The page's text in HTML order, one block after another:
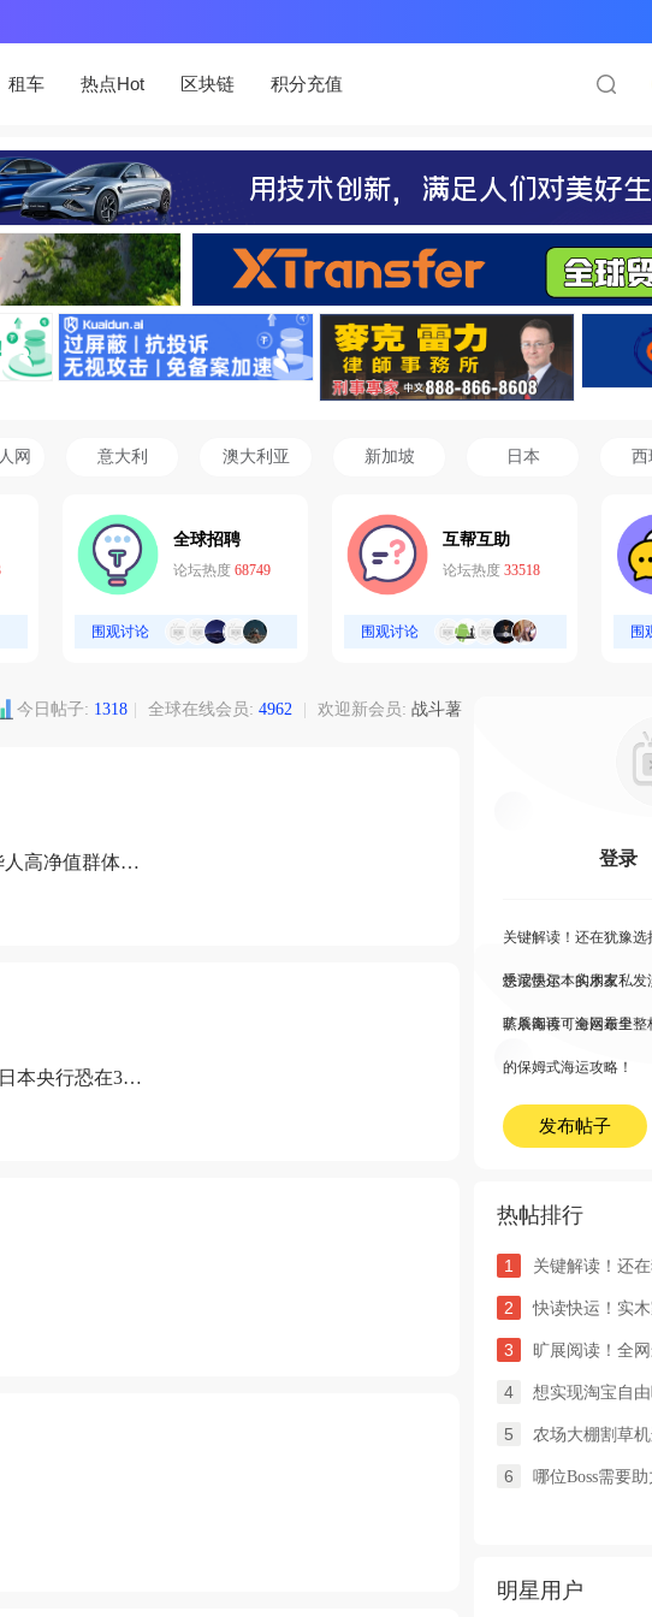
租车 热点Hot 区块链 积分充值
网 意大利 澳大利亚 新加坡 日本 西
全球招聘
论坛热度 68749
围观讨论
互帮互助
论坛热度 33518
围观讨论 围
今日帖子: 1318 全球在线会员: 4962 欢迎新会员: 战斗薯
高净值群体成
本央行恐在3月
登录
关键解读！还在犹豫
悉尼墨尔本的朋友
快读快运！实木家私
蒸杀毒再可海运布里
旷展阅读！全网最全
的保姆式海运攻略！
发布帖子
热帖排行
1 关键解读！还在犹豫选择拼
2 快读快运！实木家私发澳洲
3 旷展阅读！全网最全整柜家
4 想实现淘宝自由吗？
5 农场大棚割草机这类设备从
6 哪位Boss需要助力
明星用户